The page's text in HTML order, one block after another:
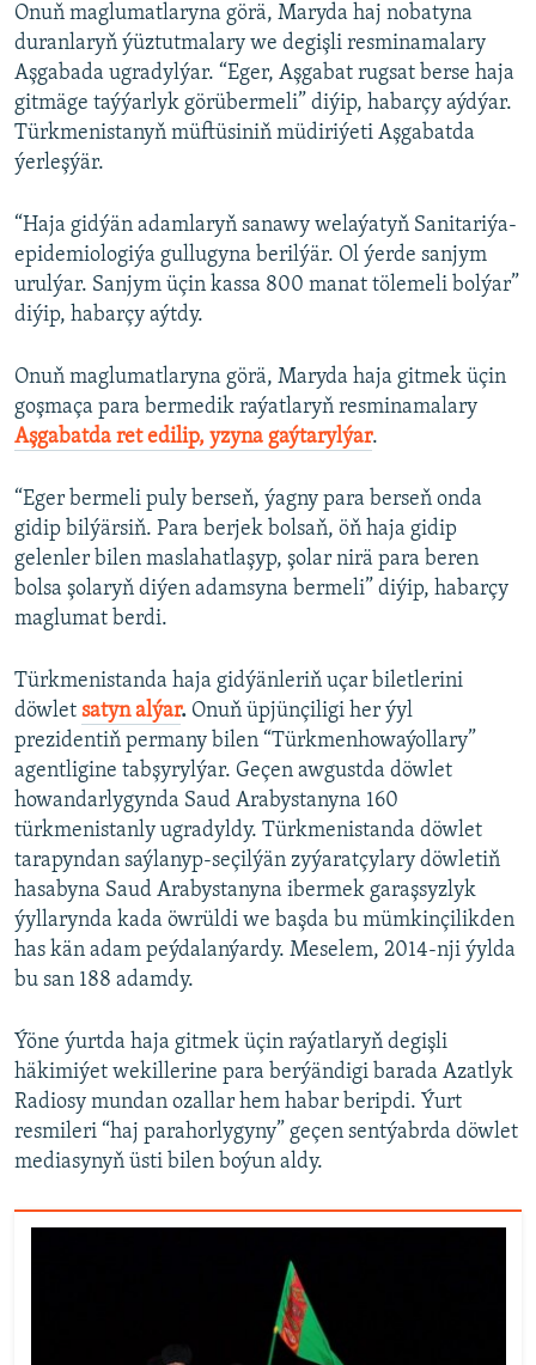
Onuň maglumatlaryna görä, Maryda haj nobatyna
duranlaryň ýüztutmalary we degişli resminamalary
Aşgabada ugradylýar. “Eger, Aşgabat rugsat berse haja
gitmäge taýýarlyk görübermeli” diýip, habarçy aýdýar.
Türkmenistanyň müftüsiniň müdiriýeti Aşgabatda
ýerleşýär.
“Haja gidýän adamlaryň sanawy welaýatyň Sanitariýa-
epidemiologiýa gullugyna berilýär. Ol ýerde sanjym
urulýar. Sanjym üçin kassa 800 manat tölemeli bolýar”
diýip, habarçy aýtdy.
Onuň maglumatlaryna görä, Maryda haja gitmek üçin
goşmaça para bermedik raýatlaryň resminamalary
Aşgabatda ret edilip, yzyna gaýtarylýar.
“Eger bermeli puly berseň, ýagny para berseň onda
gidip bilýärsiň. Para berjek bolsaň, öň haja gidip
gelenler bilen maslahatlaşyp, şolar nirä para beren
bolsa şolaryň diýen adamsyna bermeli” diýip, habarçy
maglumat berdi.
Türkmenistanda haja gidýänleriň uçar biletlerini
döwlet satyn alýar. Onuň üpjünçiligi her ýyl
prezidentiň permany bilen “Türkmenhowaýollary”
agentligine tabşyrylýar. Geçen awgustda döwlet
howandarlygynda Saud Arabystanyna 160
türkmenistanly ugradyldy. Türkmenistanda döwlet
tarapyndan saýlanyp-seçilýän zyýaratçylary döwletiň
hasabyna Saud Arabystanyna ibermek garaşsyzlyk
ýyllarynda kada öwrüldi we başda bu mümkinçilikden
has kän adam peýdalanýardy. Meselem, 2014-nji ýylda
bu san 188 adamdy.
Ýöne ýurtda haja gitmek üçin raýatlaryň degişli
häkimiýet wekillerine para berýändigi barada Azatlyk
Radiosy mundan ozallar hem habar beripdi. Ýurt
resmileri “haj parahorlygyny” geçen sentýabrda döwlet
mediasynyň üsti bilen boýun aldy.